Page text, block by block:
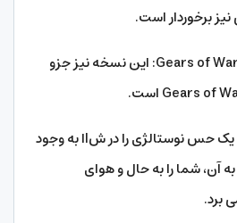
برخوردار است.
15- Gears of War: Ultimate Edition: این نسخه نیز جزو
16- Cuphead: این بازی یک حس نوستالژی را در شlا به وجود
آن، شما را به حال و هوای